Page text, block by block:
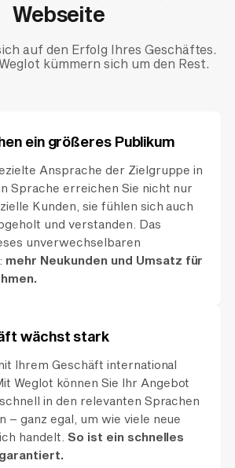
Webseite
auf den Erfolg Ihres Geschäftes.
kümmern sich um den Rest.
ein größeres Publikum
Ansprache der Zielgruppe in
Sprache erreichen Sie nicht nur
Kunden, sie fühlen sich auch
und verstanden. Das
unverwechselbaren
mehr Neukunden und Umsatz für
wächst stark
Ihrem Geschäft international
Weglot können Sie Ihr Angebot
in den relevanten Sprachen
– ganz egal, um wie viele neue
handelt. So ist ein schnelles